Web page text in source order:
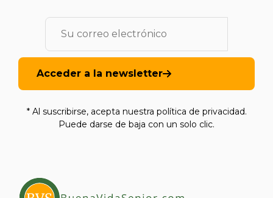
Acceder a la newsletter
* Al suscribirse, acepta nuestra política de privacidad.
Puede darse de baja con un solo clic.